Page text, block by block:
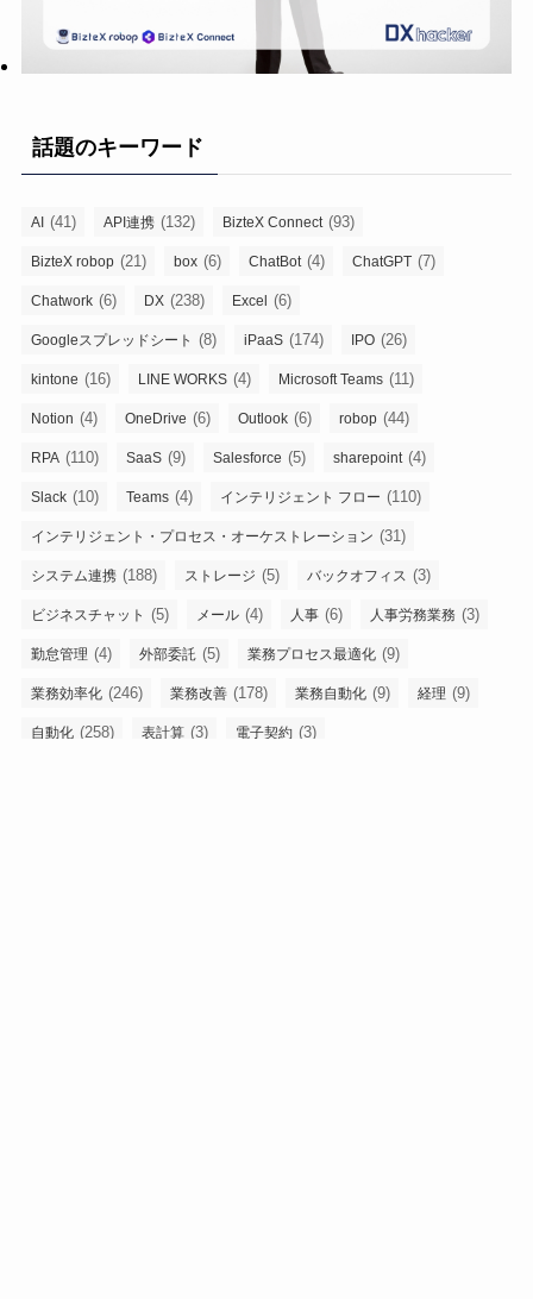
話題のキーワード
AI (41) API連携 (132) BizteX Connect (93)
BizteX robop (21) box (6) ChatBot (4) ChatGPT (7)
Chatwork (6) DX (238) Excel (6)
Googleスプレッドシート (8) iPaaS (174) IPO (26)
kintone (16) LINE WORKS (4) Microsoft Teams (11)
Notion (4) OneDrive (6) Outlook (6) robop (44)
RPA (110) SaaS (9) Salesforce (5) sharepoint (4)
Slack (10) Teams (4) インテリジェント フロー (110)
インテリジェント・プロセス・オーケストレーション (31)
システム連携 (188) ストレージ (5) バックオフィス (3)
ビジネスチャット (5) メール (4) 人事 (6) 人事労務業務 (3)
勤怠管理 (4) 外部委託 (5) 業務プロセス最適化 (9)
業務効率化 (246) 業務改善 (178) 業務自動化 (9) 経理 (9)
自動化 (258) 表計算 (3) 電子契約 (3)